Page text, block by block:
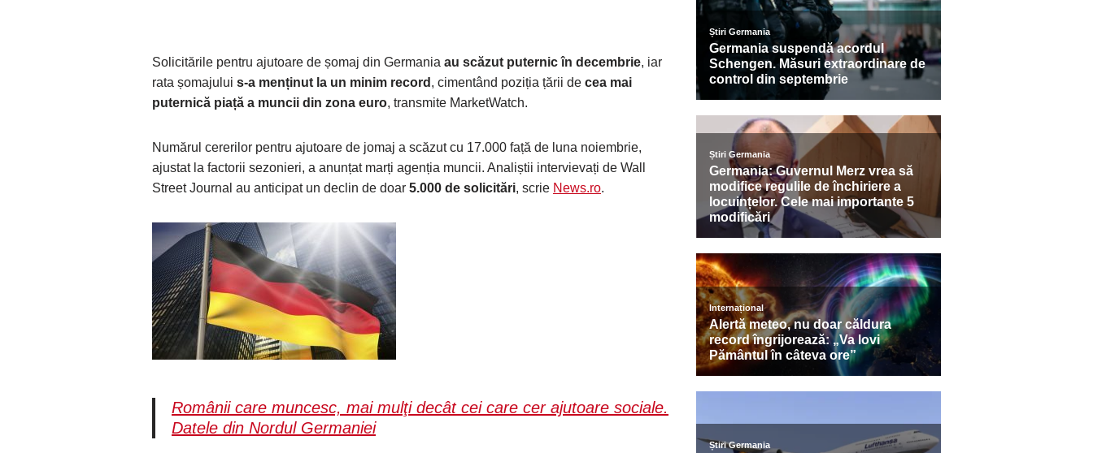
Solicitările pentru ajutoare de șomaj din Germania au scăzut puternic în decembrie, iar
rata șomajului s-a menținut la un minim record , cimentând poziția țării de cea mai
puternică piață a muncii din zona euro, transmite MarketWatch.
Numărul cererilor pentru ajutoare de jomaj a scăzut cu 17.000 față de luna noiembrie,
ajustat la factorii sezonieri, a anunțat marți agenția muncii. Analiștii intervievați de Wall
Street Journal au anticipat un declin de doar 5.000 de solicitări, scrie News.ro.
Românii care muncesc, mai mulţi decât cei care cer ajutoare sociale.
Datele din Nordul Germaniei